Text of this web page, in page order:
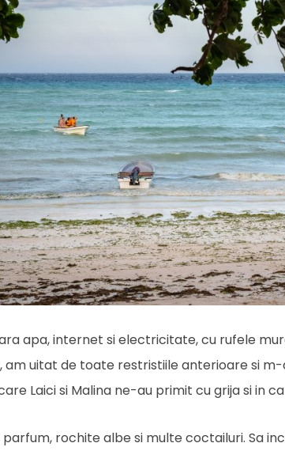
apa, internet si electricitate, cu rufele
am uitat de toate restristiile anterioare si
Laici si Malina ne-au primit cu grija si in
parfum, rochite albe si multe coctailuri. Sa